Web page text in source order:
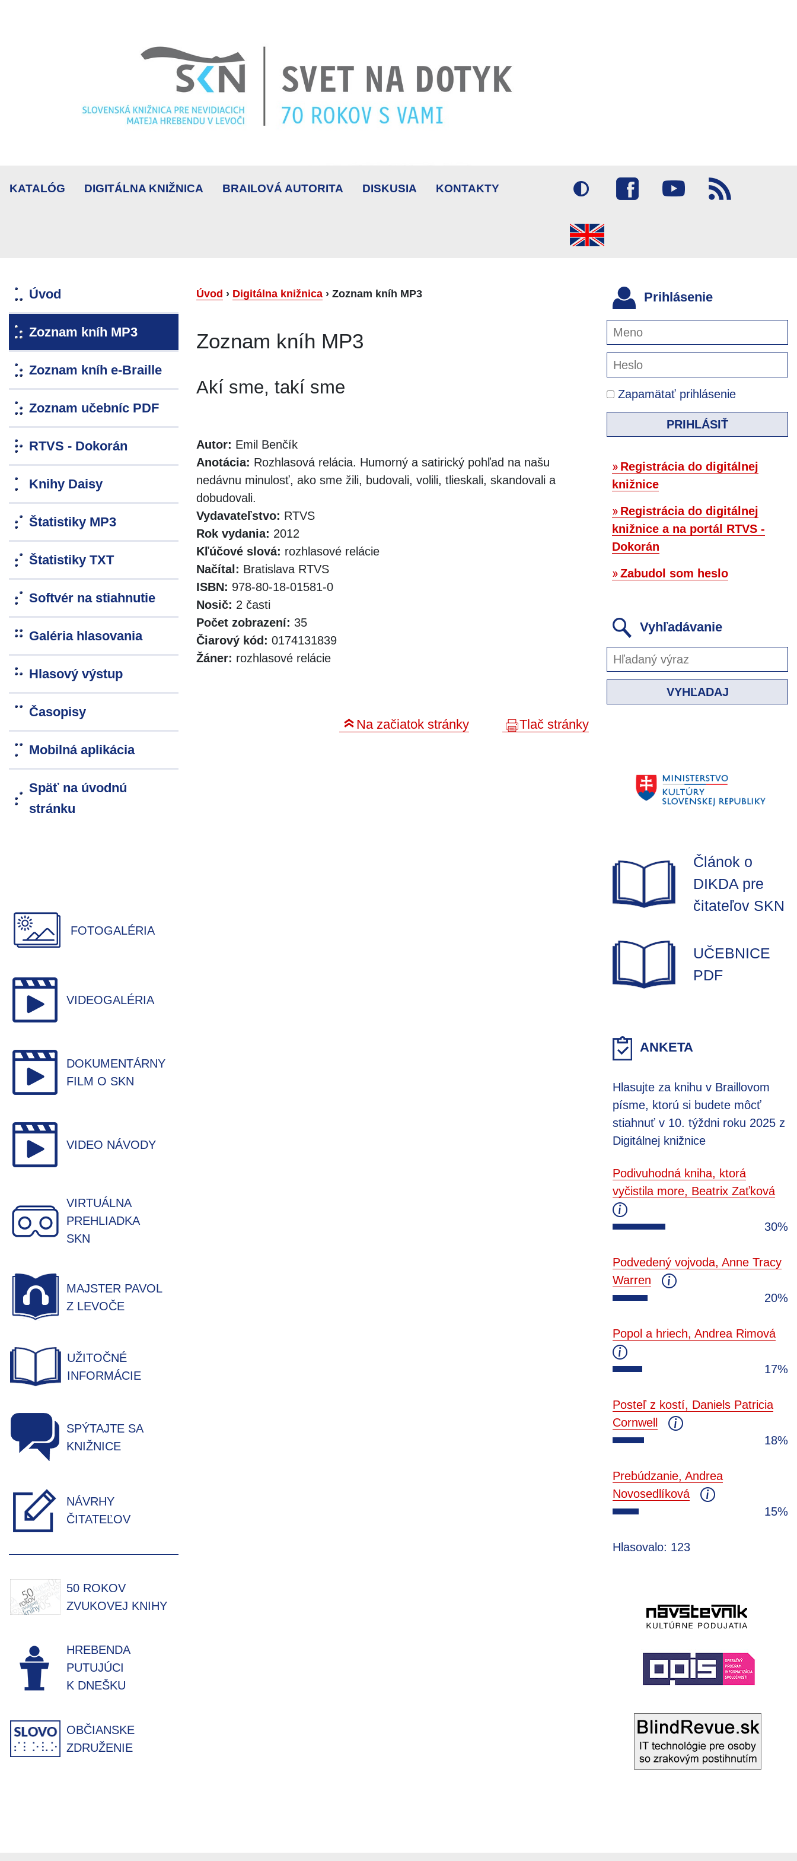
KATALÓG DIGITÁLNA KNIŽNICA BRAILOVÁ AUTORITA DISKUSIA KONTAKTY
Úvod
Zoznam kníh MP3
Zoznam kníh e-Braille
Zoznam učebníc PDF
RTVS - Dokorán
Knihy Daisy
Štatistiky MP3
Štatistiky TXT
Softvér na stiahnutie
Galéria hlasovania
Hlasový výstup
Časopisy
Mobilná aplikácia
Späť na úvodnú
stránku
FOTOGALÉRIA
VIDEOGALÉRIA
DOKUMENTÁRNY
FILM O SKN
VIDEO NÁVODY
VIRTUÁLNA
PREHLIADKA
SKN
MAJSTER PAVOL
Z LEVOČE
UŽITOČNÉ
INFORMÁCIE
SPÝTAJTE SA
KNIŽNICE
NÁVRHY
ČITATEĽOV
50 ROKOV
ZVUKOVEJ KNIHY
HREBENDA
PUTUJÚCI
K DNEŠKU
OBČIANSKE
ZDRUŽENIE
Úvod › Digitálna knižnica › Zoznam kníh MP3
Zoznam kníh MP3
Akí sme, takí sme
Autor: Emil Benčík
Anotácia: Rozhlasová relácia. Humorný a satirický pohľad na našu
nedávnu minulosť, ako sme žili, budovali, volili, tlieskali, skandovali a
dobudovali.
Vydavateľstvo: RTVS
Rok vydania: 2012
Kľúčové slová: rozhlasové relácie
Načítal: Bratislava RTVS
ISBN: 978-80-18-01581-0
Nosič: 2 časti
Počet zobrazení: 35
Čiarový kód: 0174131839
Žáner: rozhlasové relácie
Na začiatok stránky Tlač stránky
Prihlásenie
Zapamätať prihlásenie
PRIHLÁSIŤ
Registrácia do digitálnej
knižnice
Registrácia do digitálnej
knižnice a na portál RTVS -
Dokorán
Zabudol som heslo
Vyhľadávanie
VYHĽADAJ
Článok o
DIKDA pre
čitateľov SKN
UČEBNICE
PDF
ANKETA
Hlasujte za knihu v Braillovom
písme, ktorú si budete môcť
stiahnuť v 10. týždni roku 2025 z
Digitálnej knižnice
Podivuhodná kniha, ktorá
vyčistila more, Beatrix Zaťková
30%
Podvedený vojvoda, Anne Tracy
Warren
20%
Popol a hriech, Andrea Rimová
17%
Posteľ z kostí, Daniels Patricia
Cornwell
18%
Prebúdzanie, Andrea
Novosedlíková
15%
Hlasovalo: 123